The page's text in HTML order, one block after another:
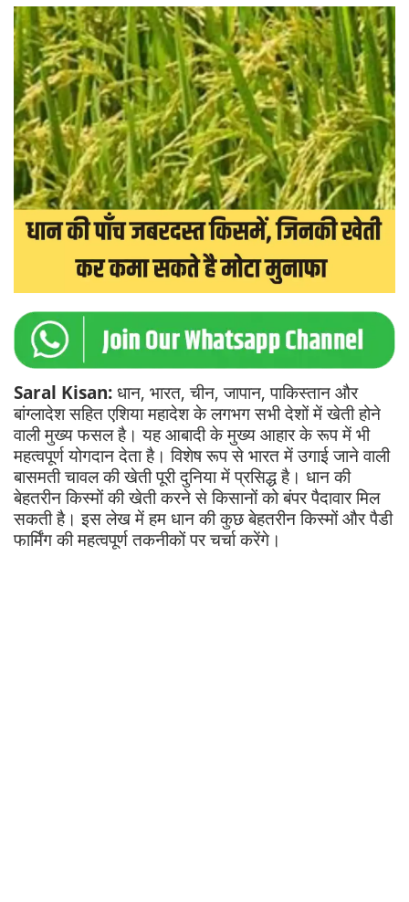
Saral Kisan:धान, भारत, चीन, जापान, पाकिस्तान और
बांग्लादेश सहित एशिया महादेश के लगभग सभी देशों में खेती होने
वाली मुख्य फसल है। यह आबादी के मुख्य आहार के रूप में भी
महत्वपूर्ण योगदान देता है। विशेष रूप से भारत में उगाई जाने वाली
बासमती चावल की खेती पूरी दुनिया में प्रसिद्ध है। धान की
बेहतरीन किस्मों की खेती करने से किसानों को बंपर पैदावार मिल
सकती है। इस लेख में हम धान की कुछ बेहतरीन किस्मों और पैडी
फार्मिंग की महत्वपूर्ण तकनीकों पर चर्चा करेंगे।